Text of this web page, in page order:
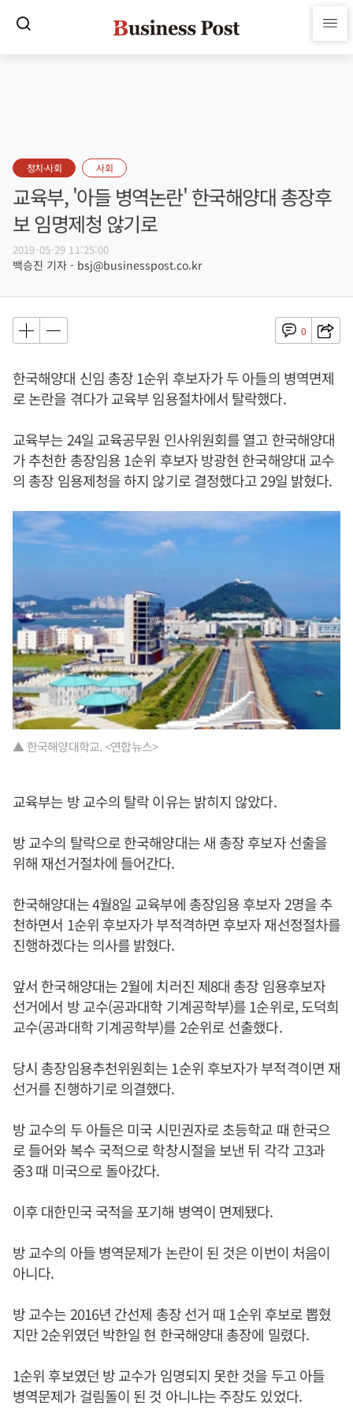
정치·사회 사회
교육부, '아들 병역논란' 한국해양대 총장후
보 임명제청 않기로
2019-05-29 11:25:00
백승진 기자 - bsj@businesspost.co.kr
0
한국해양대 신임 총장 1순위 후보자가 두 아들의 병역면제
로 논란을 겪다가 교육부 임용절차에서 탈락했다.
교육부는 24일 교육공무원 인사위원회를 열고 한국해양대
가 추천한 총장임용 1순위 후보자 방광현 한국해양대 교수
의 총장 임용제청을 하지 않기로 결정했다고 29일 밝혔다.
▲ 한국해양대학교. <연합뉴스>
교육부는 방 교수의 탈락 이유는 밝히지 않았다.
방 교수의 탈락으로 한국해양대는 새 총장 후보자 선출을
위해 재선거절차에 들어간다.
한국해양대는 4월8일 교육부에 총장임용 후보자 2명을 추
천하면서 1순위 후보자가 부적격하면 후보자 재선정절차를
진행하겠다는 의사를 밝혔다.
앞서 한국해양대는 2월에 치러진 제8대 총장 임용후보자
선거에서 방 교수(공과대학 기계공학부)를 1순위로, 도덕희
교수(공과대학 기계공학부)를 2순위로 선출했다.
당시 총장임용추천위원회는 1순위 후보자가 부적격이면 재
선거를 진행하기로 의결했다.
방 교수의 두 아들은 미국 시민권자로 초등학교 때 한국으
로 들어와 복수 국적으로 학창시절을 보낸 뒤 각각 고3과
중3 때 미국으로 돌아갔다.
이후 대한민국 국적을 포기해 병역이 면제됐다.
방 교수의 아들 병역문제가 논란이 된 것은 이번이 처음이
아니다.
방 교수는 2016년 간선제 총장 선거 때 1순위 후보로 뽑혔
지만 2순위였던 박한일 현 한국해양대 총장에 밀렸다.
1순위 후보였던 방 교수가 임명되지 못한 것을 두고 아들
병역문제가 걸림돌이 된 것 아니냐는 주장도 있었다.